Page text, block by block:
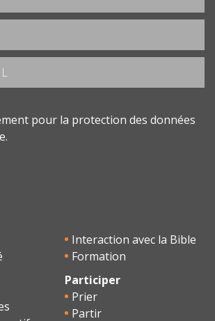
pour la protection des données
Interaction avec la Bible
Formation
Participer
Prier
Partir